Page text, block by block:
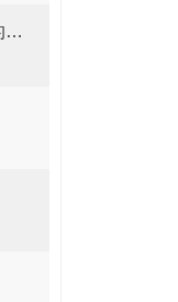
日本横河电磁流量计订购时需要的参数